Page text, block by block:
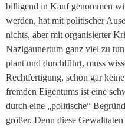
billigend in Kauf genommen
werden, hat mit politischer
nichts, aber mit organisierter
Nazigaunertum ganz viel zu
plant und durchführt, muss
Rechtfertigung, schon gar
fremden Eigentums ist eine
durch eine „politische“
größer. Denn diese